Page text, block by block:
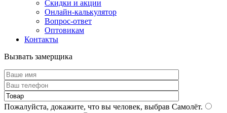
Скидки и акции
Онлайн-калькулятор
Вопрос-ответ
Оптовикам
Контакты
Вызвать замерщика
Пожалуйста, докажите, что вы человек, выбрав Самолёт.